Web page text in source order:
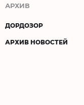
АРХИВ
ДОРДОЗОР
АРХИВ НОВОСТЕЙ